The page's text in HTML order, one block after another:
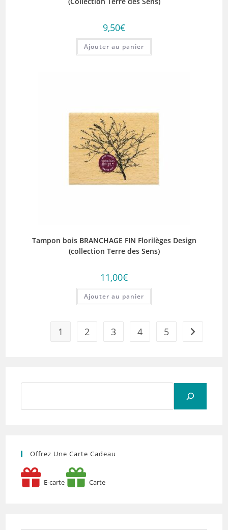
9,50€
Ajouter au panier
Tampon bois BRANCHAGE FIN Florilèges Design
(collection Terre des Sens)
11,00€
Ajouter au panier
1 2 3 4 5
Offrez Une Carte Cadeau
E-carte Carte